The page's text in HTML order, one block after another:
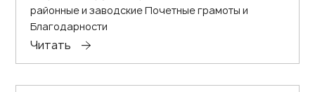
районные и заводские Почетные грамоты и
Благодарности
Читать